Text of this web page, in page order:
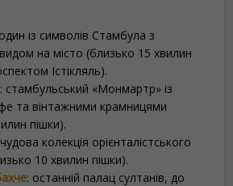
із символів Стамбула з
на місто (близько 15 хвилин
Істікляль).
стамбульський «Монмартр» із
та вінтажними крамницями
пішки).
колекція орієнталістського
10 хвилин пішки).
: останній палац султанів, до